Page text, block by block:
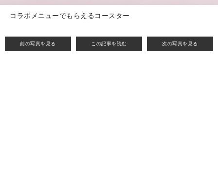
前の写真を見る この記事を読む 次の写真を見る
コラボメニューでもらえるコースター